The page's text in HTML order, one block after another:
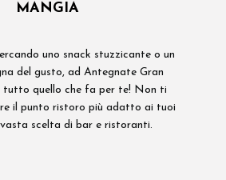
MANGIA
uno snack stuzzicante o un
del gusto, ad Antegnate Gran
tutto quello che fa per te! Non ti
il punto ristoro più adatto ai tuoi
scelta di bar e ristoranti.